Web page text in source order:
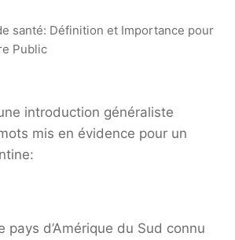
introduction généraliste
mis en évidence pour un
pays d’Amérique du Sud connu